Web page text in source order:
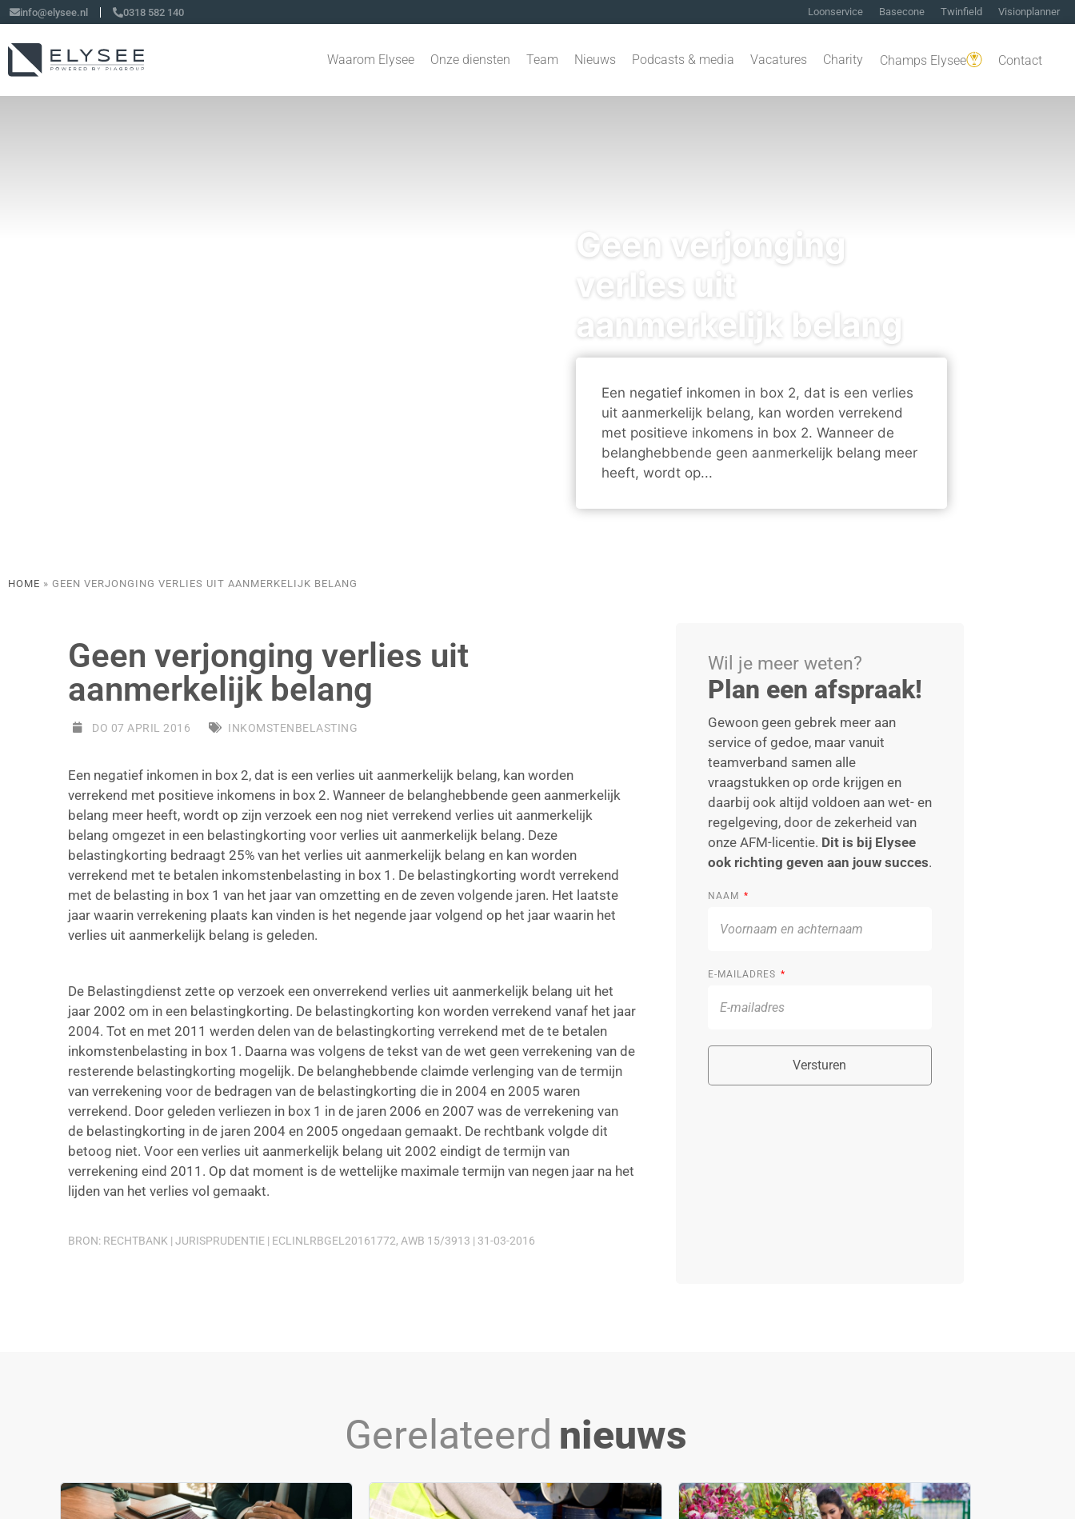
info@elysee.nl 0318 582 140 Loonservice Basecone Twinfield Visionplanner
Waarom Elysee Onze diensten Team Nieuws Podcasts & media Vacatures Charity Champs Elysee Contact
Geen verjonging
verlies uit
aanmerkelijk belang
Een negatief inkomen in box 2, dat is een verlies
uit aanmerkelijk belang, kan worden verrekend
met positieve inkomens in box 2. Wanneer de
belanghebbende geen aanmerkelijk belang meer
heeft, wordt op...
HOME » GEEN VERJONGING VERLIES UIT AANMERKELIJK BELANG
Geen verjonging verlies uit
aanmerkelijk belang
DO 07 APRIL 2016 INKOMSTENBELASTING
Een negatief inkomen in box 2, dat is een verlies uit aanmerkelijk belang, kan worden
verrekend met positieve inkomens in box 2. Wanneer de belanghebbende geen aanmerkelijk
belang meer heeft, wordt op zijn verzoek een nog niet verrekend verlies uit aanmerkelijk
belang omgezet in een belastingkorting voor verlies uit aanmerkelijk belang. Deze
belastingkorting bedraagt 25% van het verlies uit aanmerkelijk belang en kan worden
verrekend met te betalen inkomstenbelasting in box 1. De belastingkorting wordt verrekend
met de belasting in box 1 van het jaar van omzetting en de zeven volgende jaren. Het laatste
jaar waarin verrekening plaats kan vinden is het negende jaar volgend op het jaar waarin het
verlies uit aanmerkelijk belang is geleden.
De Belastingdienst zette op verzoek een onverrekend verlies uit aanmerkelijk belang uit het
jaar 2002 om in een belastingkorting. De belastingkorting kon worden verrekend vanaf het jaar
2004. Tot en met 2011 werden delen van de belastingkorting verrekend met de te betalen
inkomstenbelasting in box 1. Daarna was volgens de tekst van de wet geen verrekening van de
resterende belastingkorting mogelijk. De belanghebbende claimde verlenging van de termijn
van verrekening voor de bedragen van de belastingkorting die in 2004 en 2005 waren
verrekend. Door geleden verliezen in box 1 in de jaren 2006 en 2007 was de verrekening van
de belastingkorting in de jaren 2004 en 2005 ongedaan gemaakt. De rechtbank volgde dit
betoog niet. Voor een verlies uit aanmerkelijk belang uit 2002 eindigt de termijn van
verrekening eind 2011. Op dat moment is de wettelijke maximale termijn van negen jaar na het
lijden van het verlies vol gemaakt.
BRON: RECHTBANK | JURISPRUDENTIE | ECLINLRBGEL20161772, AWB 15/3913 | 31-03-2016
Wil je meer weten?
Plan een afspraak!
Gewoon geen gebrek meer aan
service of gedoe, maar vanuit
teamverband samen alle
vraagstukken op orde krijgen en
daarbij ook altijd voldoen aan wet- en
regelgeving, door de zekerheid van
onze AFM-licentie. Dit is bij Elysee
ook richting geven aan jouw succes.
NAAM
E-MAILADRES
Versturen
Gerelateerd nieuws